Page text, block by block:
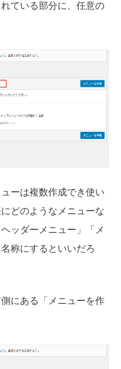
ている部分に、任意の
ーは複数作成でき使い
どのようなメニューな
ッダーメニュー」「メ
称にするといいだろ
にある「メニューを作